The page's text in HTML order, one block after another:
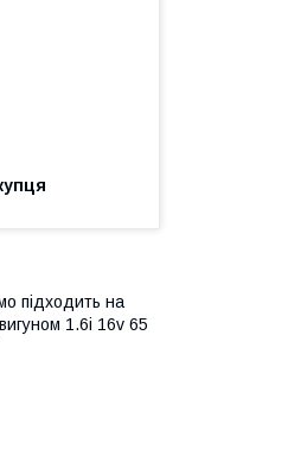
підходить на
1.6i 16v 65